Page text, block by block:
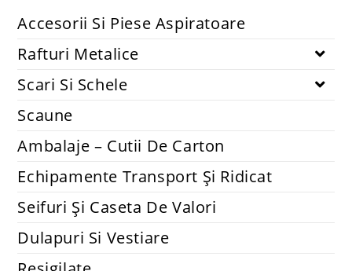
Accesorii Si Piese Aspiratoare
Rafturi Metalice
Scari Si Schele
Scaune
Ambalaje – Cutii De Carton
Echipamente Transport Și Ridicat
Seifuri Și Caseta De Valori
Dulapuri Si Vestiare